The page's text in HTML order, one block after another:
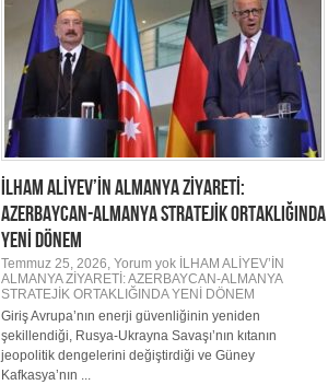
İLHAM ALİYEV’İN ALMANYA ZİYARETİ:
AZERBAYCAN-ALMANYA STRATEJİK ORTAKLIĞINDA
YENİ DÖNEM
Temmuz 25, 2026, Yorum yok İLHAM ALİYEV’İN
ALMANYA ZİYARETİ: AZERBAYCAN-ALMANYA
STRATEJİK ORTAKLIĞINDA YENİ DÖNEM
Giriş Avrupa’nın enerji güvenliğinin yeniden
şekillendiği, Rusya-Ukrayna Savaşı’nın kıtanın
jeopolitik dengelerini değiştirdiği ve Güney
Kafkasya’nın ...